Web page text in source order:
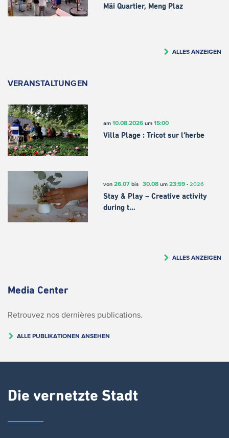
Mäi Quartier, Meng Plaz
ALLES ANZEIGEN
VERANSTALTUNGEN
am 10.08.2026um 15:00
Villa Plage : Tricot sur l’herbe
von 26.07bis 30.08um 23:59- 2026
Stay & Play – Creative activity
during t…
ALLES ANZEIGEN
Media Center
Retrouvez nos dernières publications.
ALLE PUBLIKATIONEN ANSEHEN
Die vernetzte Stadt